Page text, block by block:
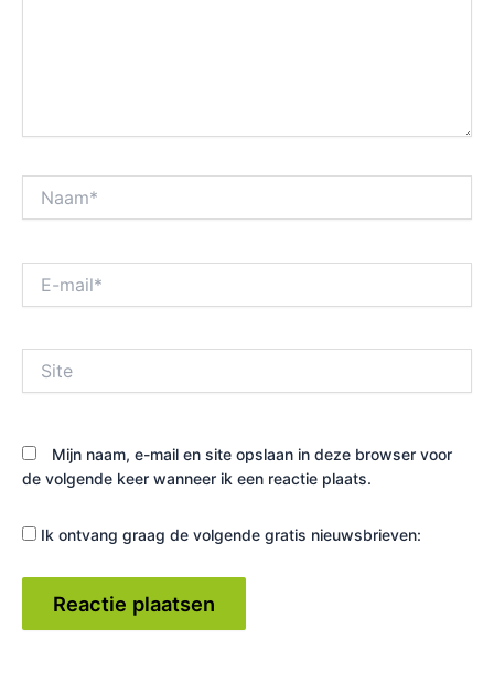
mail*
Mijn naam, e-mail en site opslaan in deze browser voor
de volgende keer wanneer ik een reactie plaats.
Ik ontvang graag de volgende gratis nieuwsbrieven: